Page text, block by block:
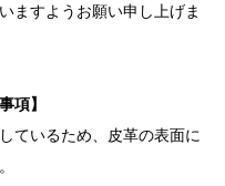
ますようお願い申し上げま
項】
ているため、皮革の表面に